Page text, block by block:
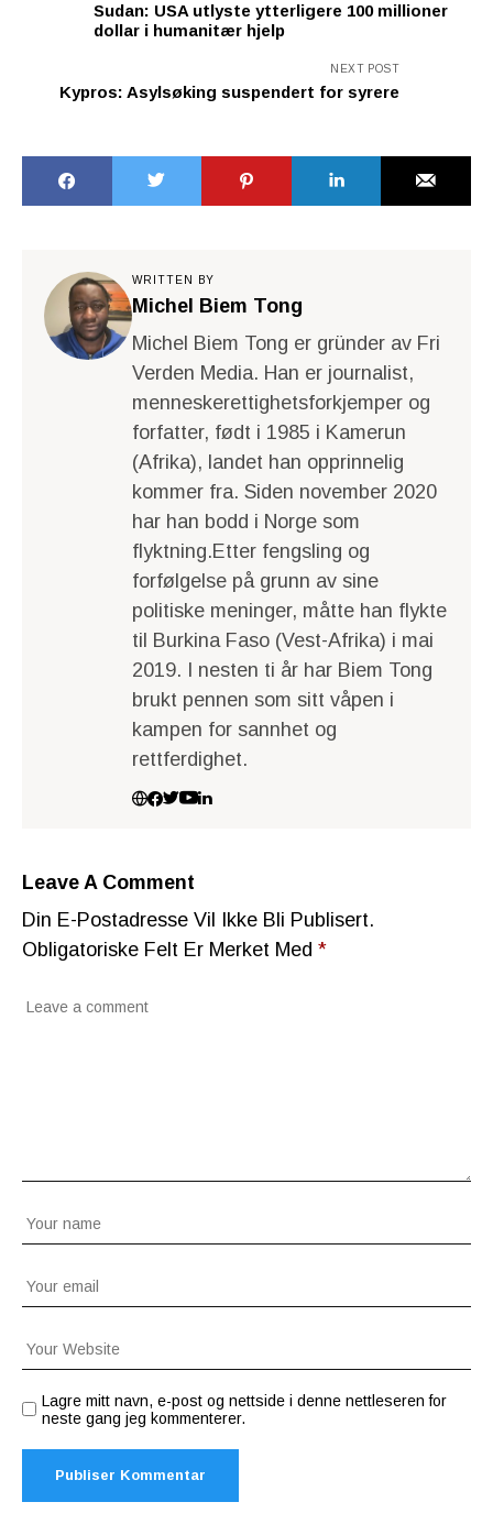
Sudan: USA utlyste ytterligere 100 millioner
dollar i humanitær hjelp
NEXT POST
Kypros: Asylsøking suspendert for syrere
WRITTEN BY
Michel Biem Tong
Michel Biem Tong er gründer av Fri
Verden Media. Han er journalist,
menneskerettighetsforkjemper og
forfatter, født i 1985 i Kamerun
(Afrika), landet han opprinnelig
kommer fra. Siden november 2020
har han bodd i Norge som
flyktning.Etter fengsling og
forfølgelse på grunn av sine
politiske meninger, måtte han flykte
til Burkina Faso (Vest-Afrika) i mai
2019. I nesten ti år har Biem Tong
brukt pennen som sitt våpen i
kampen for sannhet og
rettferdighet.
Leave A Comment
Din E-Postadresse Vil Ikke Bli Publisert.
Obligatoriske Felt Er Merket Med *
Lagre mitt navn, e-post og nettside i denne nettleseren for
neste gang jeg kommenterer.